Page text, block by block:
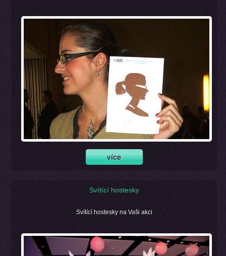
Svítící hostesky
Svítící hostesky na Vaši akci